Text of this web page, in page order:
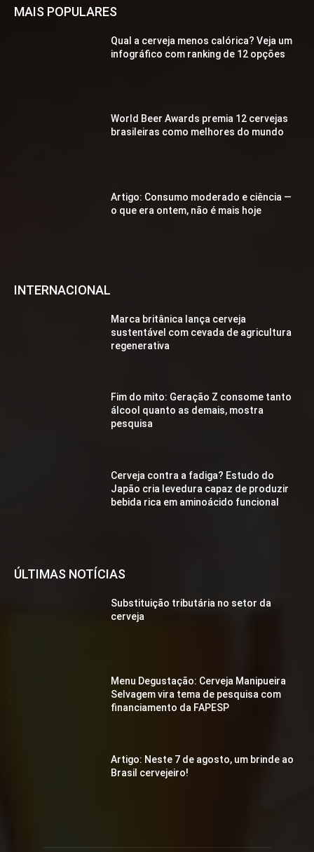
MAIS POPULARES
Qual a cerveja menos calórica? Veja um
infográfico com ranking de 12 opções
World Beer Awards premia 12 cervejas
brasileiras como melhores do mundo
Artigo: Consumo moderado e ciência —
o que era ontem, não é mais hoje
INTERNACIONAL
Marca britânica lança cerveja
sustentável com cevada de agricultura
regenerativa
Fim do mito: Geração Z consome tanto
álcool quanto as demais, mostra
pesquisa
Cerveja contra a fadiga? Estudo do
Japão cria levedura capaz de produzir
bebida rica em aminoácido funcional
ÚLTIMAS NOTÍCIAS
Substituição tributária no setor da
cerveja
Menu Degustação: Cerveja Manipueira
Selvagem vira tema de pesquisa com
financiamento da FAPESP
Artigo: Neste 7 de agosto, um brinde ao
Brasil cervejeiro!